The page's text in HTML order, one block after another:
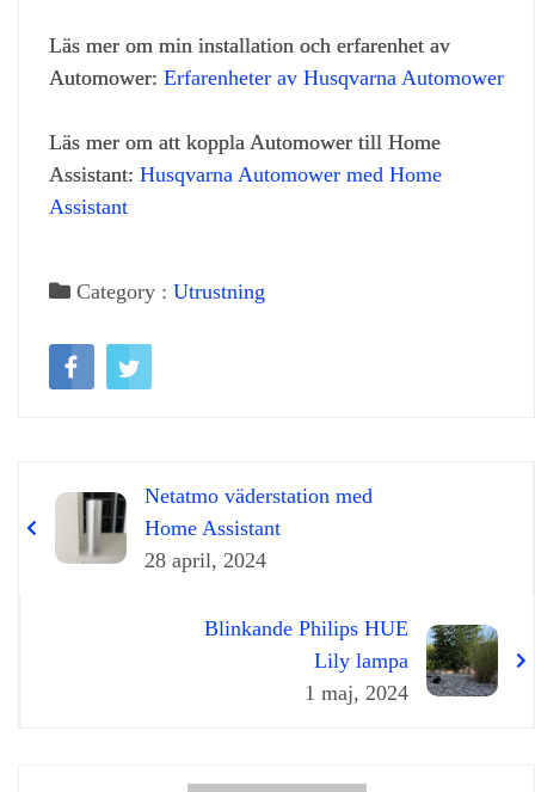
Läs mer om min installation och erfarenhet av
Automower: Erfarenheter av Husqvarna Automower
Läs mer om att koppla Automower till Home
Assistant: Husqvarna Automower med Home
Assistant
Category : Utrustning
Netatmo väderstation med
Home Assistant
28 april, 2024
Blinkande Philips HUE
Lily lampa
1 maj, 2024